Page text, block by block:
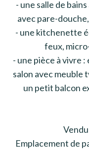
- une salle de
avec pare-
- une kitchenette
feux,
- une pièce à vivre
salon avec meuble
un petit balcon
Emplacement de